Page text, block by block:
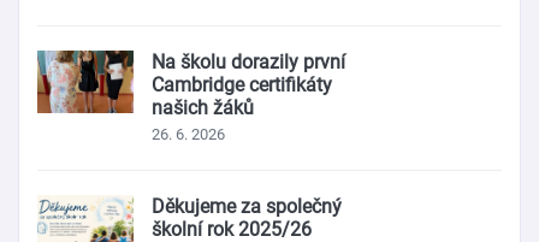
Na školu dorazily první
Cambridge certifikáty
našich žáků
26. 6. 2026
Děkujeme za společný
školní rok 2025/26